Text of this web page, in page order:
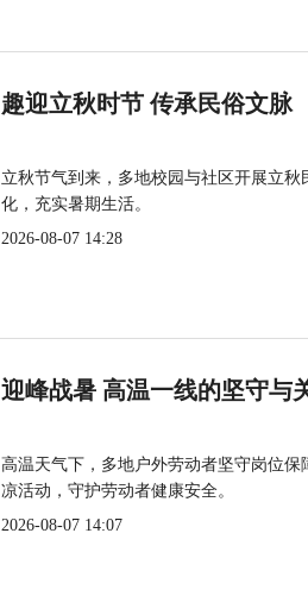
趣迎立秋时节 传承民俗文脉
立秋节气到来，多地校园与社区开展立
化，充实暑期生活。
2026-08-07 14:28
迎峰战暑 高温一线的坚守与
高温天气下，多地户外劳动者坚守岗位
凉活动，守护劳动者健康安全。
2026-08-07 14:07